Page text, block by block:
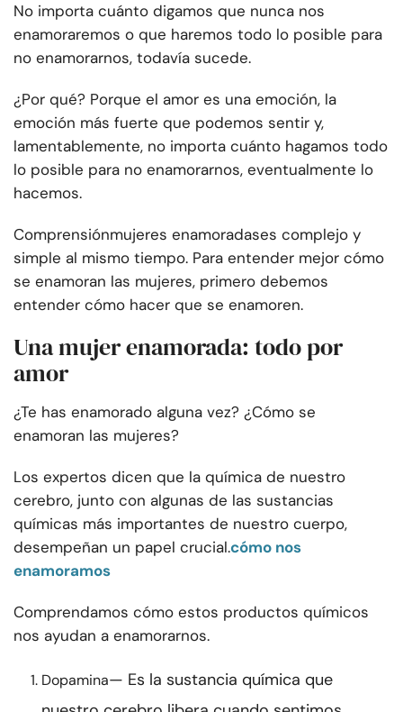
No importa cuánto digamos que nunca nos
enamoraremos o que haremos todo lo posible para
no enamorarnos, todavía sucede.
¿Por qué? Porque el amor es una emoción, la
emoción más fuerte que podemos sentir y,
lamentablemente, no importa cuánto hagamos todo
lo posible para no enamorarnos, eventualmente lo
hacemos.
Comprensiónmujeres enamoradases complejo y
simple al mismo tiempo. Para entender mejor cómo
se enamoran las mujeres, primero debemos
entender cómo hacer que se enamoren.
Una mujer enamorada: todo por
amor
¿Te has enamorado alguna vez? ¿Cómo se
enamoran las mujeres?
Los expertos dicen que la química de nuestro
cerebro, junto con algunas de las sustancias
químicas más importantes de nuestro cuerpo,
desempeñan un papel crucial.cómo nos
enamoramos
Comprendamos cómo estos productos químicos
nos ayudan a enamorarnos.
Dopamina— Es la sustancia química que